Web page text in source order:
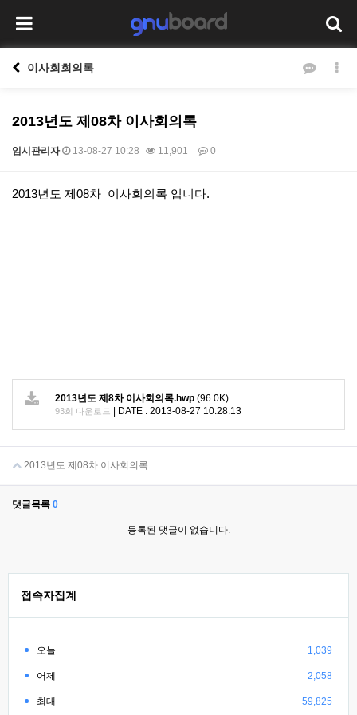
이사회회의록
2013년도 제08차 이사회의록
임시관리자 13-08-27 10:28 11,901 0
본문
2013년도 제08차 이사회의록 입니다.
2013년도 제8차 이사회의록.hwp (96.0K)
93회 다운로드 DATE : 2013-08-27 10:28:13
2013년도 제08차 이사회의록
댓글목록 0
등록된 댓글이 없습니다.
접속자집계
오늘 1,039
어제 2,058
최대 59,825